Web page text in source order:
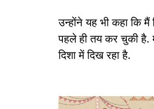
उन्होंने यह भी कहा कि
पहले ही तय कर चुकी है.
दिशा में दिख रहा है.